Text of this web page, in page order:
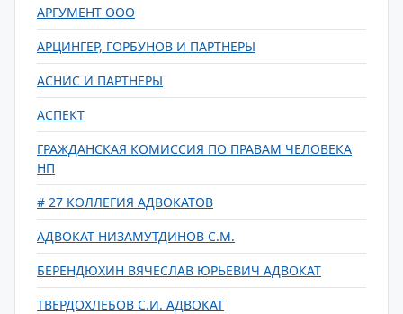
АРГУМЕНТ ООО
АРЦИНГЕР, ГОРБУНОВ И ПАРТНЕРЫ
АСНИС И ПАРТНЕРЫ
АСПЕКТ
ГРАЖДАНСКАЯ КОМИССИЯ ПО ПРАВАМ ЧЕЛОВЕКА
НП
# 27 КОЛЛЕГИЯ АДВОКАТОВ
АДВОКАТ НИЗАМУТДИНОВ С.М.
БЕРЕНДЮХИН ВЯЧЕСЛАВ ЮРЬЕВИЧ АДВОКАТ
ТВЕРДОХЛЕБОВ С.И. АДВОКАТ